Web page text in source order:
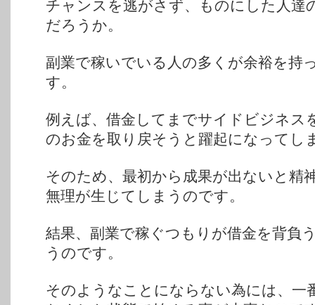
チャンスを逃がさず、ものにした人達
だろうか。
副業で稼いでいる人の多くが余裕を持
す。
例えば、借金してまでサイドビジネス
のお金を取り戻そうと躍起になってし
そのため、最初から成果が出ないと精
無理が生じてしまうのです。
結果、副業で稼ぐつもりが借金を背負
うのです。
そのようなことにならない為には、一